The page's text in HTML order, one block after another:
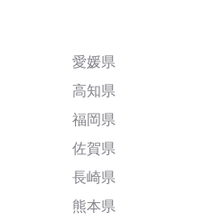
愛媛県
高知県
福岡県
佐賀県
長崎県
熊本県